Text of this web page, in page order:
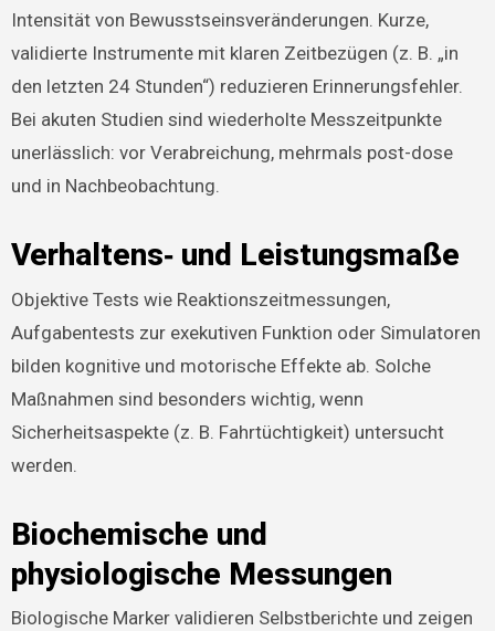
Intensität von Bewusstseinsveränderungen. Kurze,
validierte Instrumente mit klaren Zeitbezügen (z. B. „in
den letzten 24 Stunden“) reduzieren Erinnerungsfehler.
Bei akuten Studien sind wiederholte Messzeitpunkte
unerlässlich: vor Verabreichung, mehrmals post-dose
und in Nachbeobachtung.
Verhaltens‑ und Leistungsmaße
Objektive Tests wie Reaktionszeitmessungen,
Aufgabentests zur exekutiven Funktion oder Simulatoren
bilden kognitive und motorische Effekte ab. Solche
Maßnahmen sind besonders wichtig, wenn
Sicherheitsaspekte (z. B. Fahrtüchtigkeit) untersucht
werden.
Biochemische und
physiologische Messungen
Biologische Marker validieren Selbstberichte und zeigen